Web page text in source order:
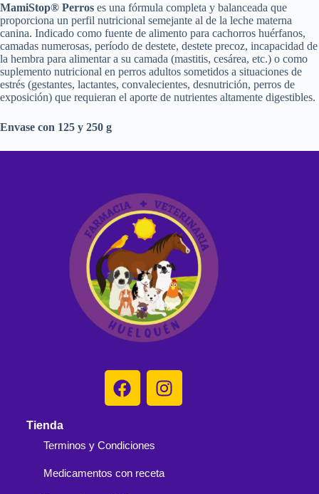
MamiStop® Perros es una fórmula completa y balanceada que
proporciona un perfil nutricional semejante al de la leche materna
canina. Indicado como fuente de alimento para cachorros huérfanos,
camadas numerosas, período de destete, destete precoz, incapacidad de
la hembra para alimentar a su camada (mastitis, cesárea, etc.) o como
suplemento nutricional en perros adultos sometidos a situaciones de
estrés (gestantes, lactantes, convalecientes, desnutrición, perros de
exposición) que requieran el aporte de nutrientes altamente digestibles.
Envase con 125 y 250 g
Tienda
Terminos y Condiciones
Medicamentos con receta